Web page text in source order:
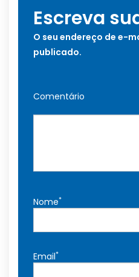
Escreva
O seu endereço de e-
publicado.
Comentário
Nome*
Email*